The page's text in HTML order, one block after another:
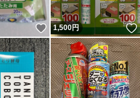
いいね！
1,500円